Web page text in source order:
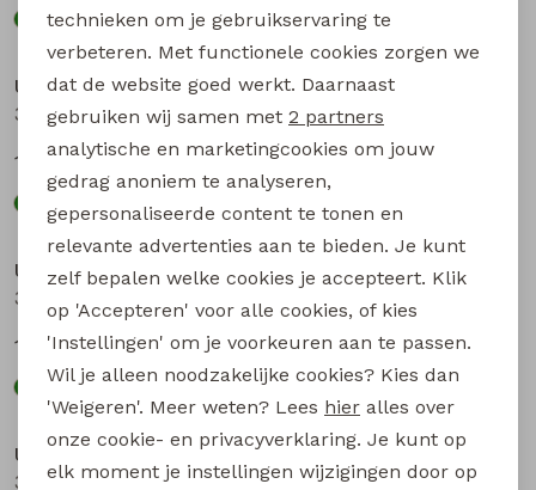
Unlocked
3317600 W20332 jongens T-shirt lm Mint
17,99
Unlocked
17,99
Unlocked
17,99
Unlocked
17,99
Unlocked
3317203 W20340 jongens lange broek Bruin donker
Unlocked
Analytische cookies
Marketing cookies
technieken om je gebruikservaring te
verbeteren. Met functionele cookies zorgen we
dat de website goed werkt. Daarnaast
gebruiken wij samen met 2 partners
analytische en marketingcookies om jouw
gedrag anoniem te analyseren,
gepersonaliseerde content te tonen en
relevante advertenties aan te bieden. Je kunt
zelf bepalen welke cookies je accepteert. Klik
op 'Accepteren' voor alle cookies, of kies
'Instellingen' om je voorkeuren aan te passen.
Wil je alleen noodzakelijke cookies? Kies dan
'Weigeren'. Meer weten? Lees hier alles over
onze cookie- en privacyverklaring. Je kunt op
elk moment je instellingen wijzigingen door op